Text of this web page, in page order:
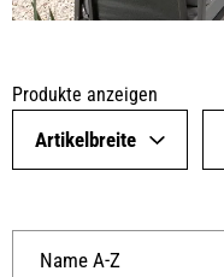
Produkte anzeigen
Artikelbreite